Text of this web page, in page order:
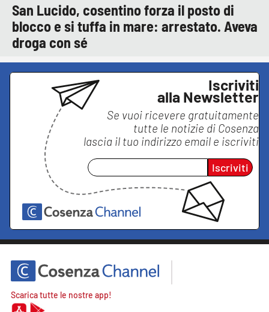
San Lucido, cosentino forza il posto di
blocco e si tuffa in mare: arrestato. Aveva
droga con sé
Iscriviti
alla Newsletter
Se vuoi ricevere gratuitamente
tutte le notizie di Cosenza
lascia il tuo indirizzo email e iscriviti
Iscriviti
Scarica tutte le nostre app!